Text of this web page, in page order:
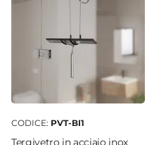
CODICE: PVT-BI1
Tergivetro in acciaio inox